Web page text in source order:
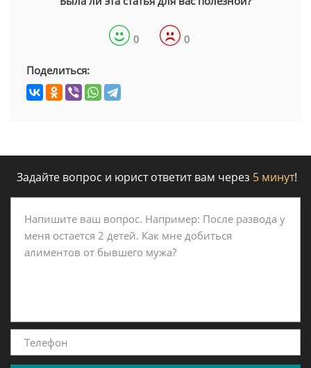
0 0
Поделиться:
Задайте вопрос и юрист ответит вам через 5 минут!